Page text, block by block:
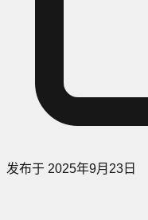
发布于 2025年9月23日